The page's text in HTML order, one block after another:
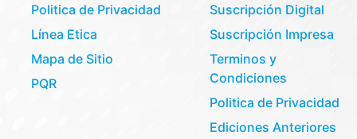
Politica de Privacidad
Línea Etica
Mapa de Sitio
PQR
Suscripción Digital
Suscripción Impresa
Terminos y
Condiciones
Politica de Privacidad
Ediciones Anteriores